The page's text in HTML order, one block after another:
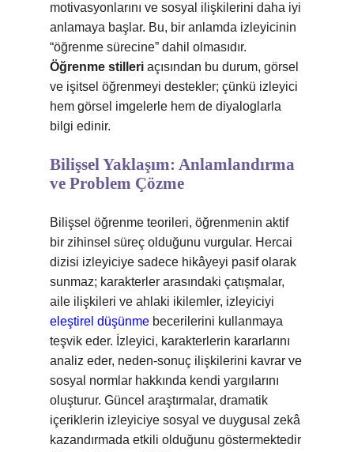
motivasyonlarını ve sosyal ilişkilerini daha iyi
anlamaya başlar. Bu, bir anlamda izleyicinin
“öğrenme sürecine” dahil olmasıdır.
Öğrenme stilleri açısından bu durum, görsel
ve işitsel öğrenmeyi destekler; çünkü izleyici
hem görsel imgelerle hem de diyaloglarla
bilgi edinir.
Bilişsel Yaklaşım: Anlamlandırma
ve Problem Çözme
Bilişsel öğrenme teorileri, öğrenmenin aktif
bir zihinsel süreç olduğunu vurgular. Hercai
dizisi izleyiciye sadece hikâyeyi pasif olarak
sunmaz; karakterler arasındaki çatışmalar,
aile ilişkileri ve ahlaki ikilemler, izleyiciyi
eleştirel düşünme becerilerini kullanmaya
teşvik eder. İzleyici, karakterlerin kararlarını
analiz eder, neden-sonuç ilişkilerini kavrar ve
sosyal normlar hakkında kendi yargılarını
oluşturur. Güncel araştırmalar, dramatik
içeriklerin izleyiciye sosyal ve duygusal zekâ
kazandırmada etkili olduğunu göstermektedir